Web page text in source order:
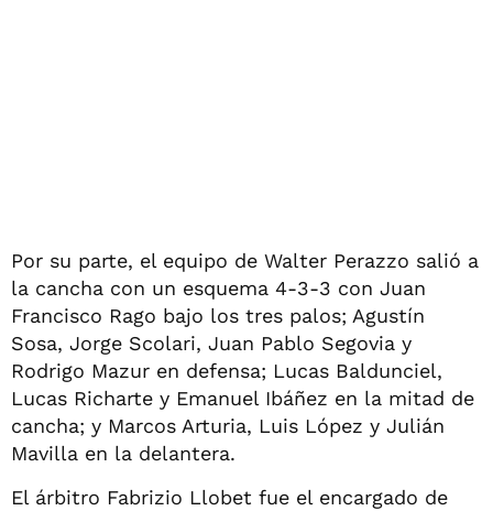
Por su parte, el equipo de Walter Perazzo salió a
la cancha con un esquema 4-3-3 con Juan
Francisco Rago bajo los tres palos; Agustín
Sosa, Jorge Scolari, Juan Pablo Segovia y
Rodrigo Mazur en defensa; Lucas Baldunciel,
Lucas Richarte y Emanuel Ibáñez en la mitad de
cancha; y Marcos Arturia, Luis López y Julián
Mavilla en la delantera.
El árbitro Fabrizio Llobet fue el encargado de